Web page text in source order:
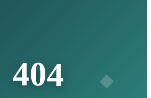
404